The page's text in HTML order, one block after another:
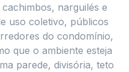
narguilés e
uso coletivo, públicos
do condomínio,
que o ambiente esteja
parede, divisória, teto